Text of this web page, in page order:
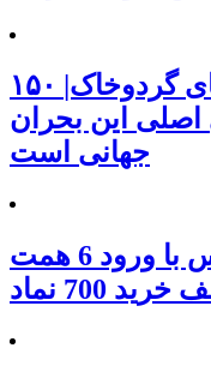
۱۵۰ کشور درگیر توفان‌های گردوخاک|
اصلی این بحران
جهانی است
رشد 130 هزار واحدی بورس با ورود 6 همت
700 نماد